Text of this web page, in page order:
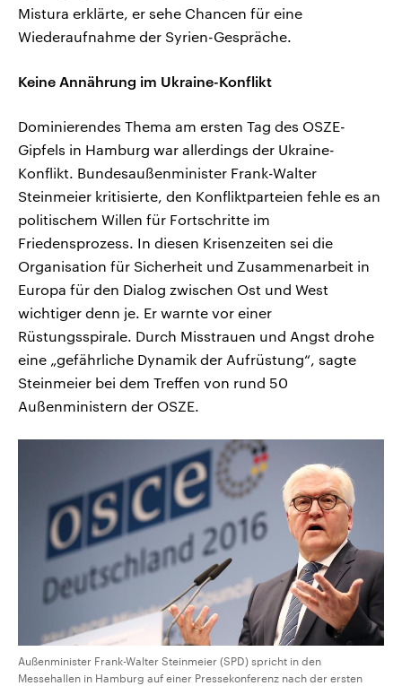
Mistura erklärte, er sehe Chancen für eine
Wiederaufnahme der Syrien-Gespräche.
Keine Annährung im Ukraine-Konflikt
Dominierendes Thema am ersten Tag des OSZE-
Gipfels in Hamburg war allerdings der Ukraine-
Konflikt. Bundesaußenminister Frank-Walter
Steinmeier kritisierte, den Konfliktparteien fehle es an
politischem Willen für Fortschritte im
Friedensprozess. In diesen Krisenzeiten sei die
Organisation für Sicherheit und Zusammenarbeit in
Europa für den Dialog zwischen Ost und West
wichtiger denn je. Er warnte vor einer
Rüstungsspirale. Durch Misstrauen und Angst drohe
eine „gefährliche Dynamik der Aufrüstung“, sagte
Steinmeier bei dem Treffen von rund 50
Außenministern der OSZE.
Außenminister Frank-Walter Steinmeier (SPD) spricht in den
Messehallen in Hamburg auf einer Pressekonferenz nach der ersten